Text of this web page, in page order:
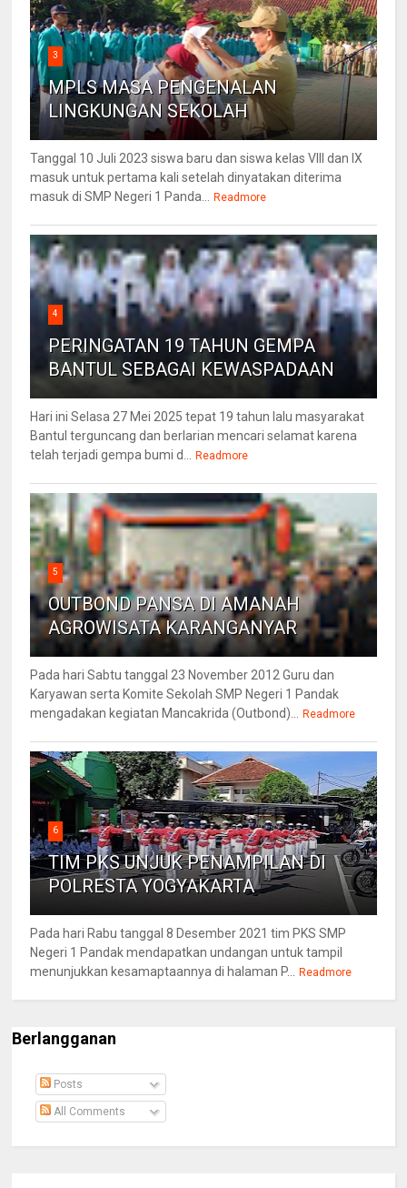
3
MPLS MASA PENGENALAN
LINGKUNGAN SEKOLAH
Tanggal 10 Juli 2023 siswa baru dan siswa kelas VIII dan IX
masuk untuk pertama kali setelah dinyatakan diterima
masuk di SMP Negeri 1 Panda... Readmore
4
PERINGATAN 19 TAHUN GEMPA
BANTUL SEBAGAI KEWASPADAAN
Hari ini Selasa 27 Mei 2025 tepat 19 tahun lalu masyarakat
Bantul terguncang dan berlarian mencari selamat karena
telah terjadi gempa bumi d... Readmore
5
OUTBOND PANSA DI AMANAH
AGROWISATA KARANGANYAR
Pada hari Sabtu tanggal 23 November 2012 Guru dan
Karyawan serta Komite Sekolah SMP Negeri 1 Pandak
mengadakan kegiatan Mancakrida (Outbond)... Readmore
6
TIM PKS UNJUK PENAMPILAN DI
POLRESTA YOGYAKARTA
Pada hari Rabu tanggal 8 Desember 2021 tim PKS SMP
Negeri 1 Pandak mendapatkan undangan untuk tampil
menunjukkan kesamaptaannya di halaman P... Readmore
Berlangganan
Posts
All Comments